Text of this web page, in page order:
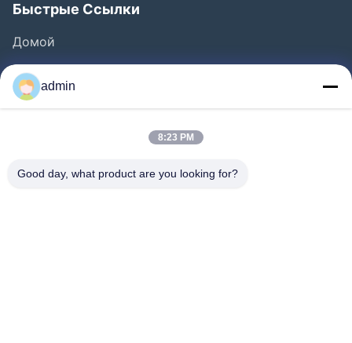
Быстрые Ссылки
Домой
Продукты
Видео
Контроль Качества
admin
8:23 PM
Good day, what product are you looking for?